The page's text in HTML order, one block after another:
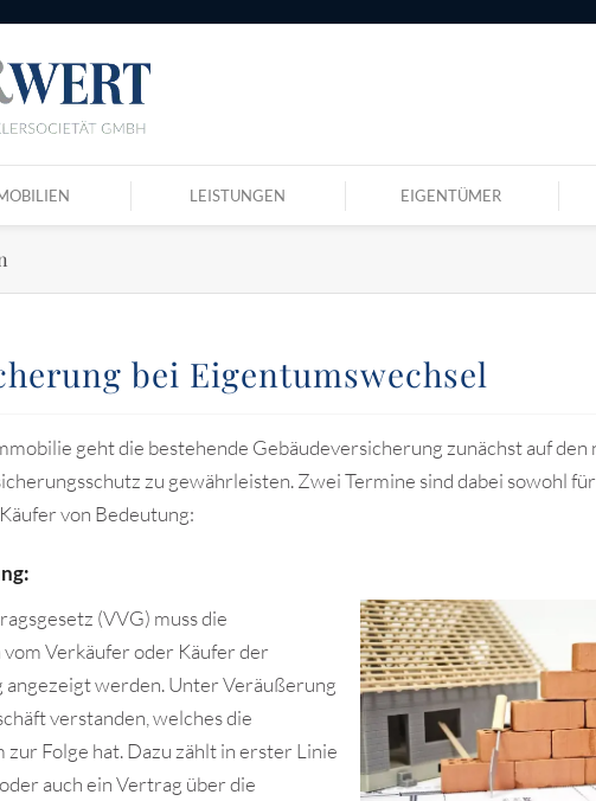
LEISTUNGEN EIGENTÜMER
bei Eigentumswechsel
geht die bestehende Gebäudeversicherung zunächst auf den
zu gewährleisten. Zwei Termine sind dabei sowohl
von Bedeutung:
(VVG) muss die
Verkäufer oder Käufer der
angezeigt werden. Unter Veräußerung
verstanden, welches die
Folge hat. Dazu zählt in erster Linie
auch ein Vertrag über die